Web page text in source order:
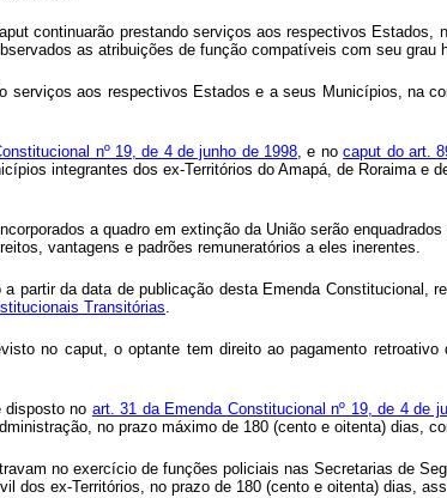
continuarão prestando serviços aos respectivos
as atribuições de função compatíveis com seu grau
serviços aos respectivos Estados e a seus Municípios, na
nº 19, de 4 de junho de 1998, e nocaput do art.
integrantes dos ex-Territórios do Amapá, de Roraima e
a quadro em extinção da União serão
vantagens e padrões remuneratórios a eles inerentes.
partir da data de publicação desta Emenda Constitucional,
Transitórias.
no caput, o optante tem direito ao pagamento
disposto no art. 31 da Emenda Constitucional nº 19, de 4 de
no prazo máximo de 180 (cento e oitenta) dias,
no exercício de funções policiais nas Secretarias de
dos ex-Territórios, no prazo de 180 (cento e oitenta) dias,